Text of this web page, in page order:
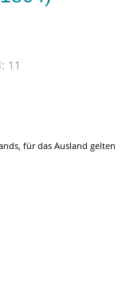
11
für das Ausland gelten